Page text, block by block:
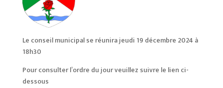
Le conseil municipal se réunira jeudi 19 décembre 2024 à
18h30
Pour consulter l’ordre du jour veuillez suivre le lien ci-
dessous